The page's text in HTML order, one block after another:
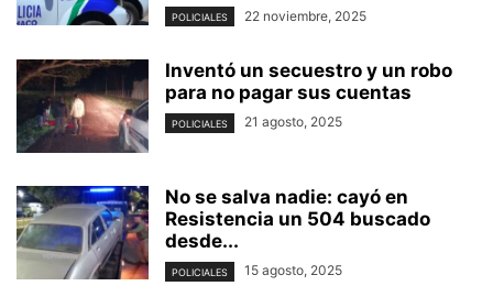
POLICIALES 22 noviembre, 2025
Inventó un secuestro y un robo
para no pagar sus cuentas
POLICIALES 21 agosto, 2025
No se salva nadie: cayó en
Resistencia un 504 buscado
desde...
POLICIALES 15 agosto, 2025